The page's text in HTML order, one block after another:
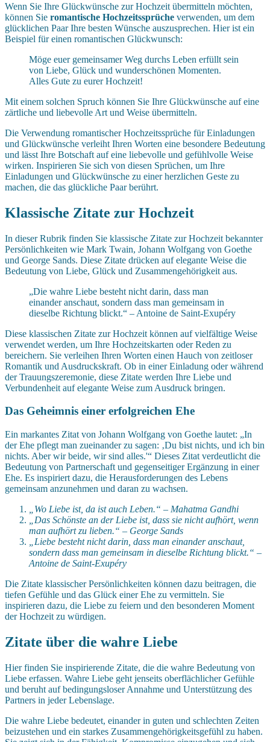
Wenn Sie Ihre Glückwünsche zur Hochzeit übermitteln möchten,
können Sie romantische Hochzeitssprüche verwenden, um dem
glücklichen Paar Ihre besten Wünsche auszusprechen. Hier ist ein
Beispiel für einen romantischen Glückwunsch:
Möge euer gemeinsamer Weg durchs Leben erfüllt sein
von Liebe, Glück und wunderschönen Momenten.
Alles Gute zu eurer Hochzeit!
Mit einem solchen Spruch können Sie Ihre Glückwünsche auf eine
zärtliche und liebevolle Art und Weise übermitteln.
Die Verwendung romantischer Hochzeitssprüche für Einladungen
und Glückwünsche verleiht Ihren Worten eine besondere Bedeutung
und lässt Ihre Botschaft auf eine liebevolle und gefühlvolle Weise
wirken. Inspirieren Sie sich von diesen Sprüchen, um Ihre
Einladungen und Glückwünsche zu einer herzlichen Geste zu
machen, die das glückliche Paar berührt.
Klassische Zitate zur Hochzeit
In dieser Rubrik finden Sie klassische Zitate zur Hochzeit bekannter
Persönlichkeiten wie Mark Twain, Johann Wolfgang von Goethe
und George Sands. Diese Zitate drücken auf elegante Weise die
Bedeutung von Liebe, Glück und Zusammengehörigkeit aus.
„Die wahre Liebe besteht nicht darin, dass man
einander anschaut, sondern dass man gemeinsam in
dieselbe Richtung blickt.“ – Antoine de Saint-Exupéry
Diese klassischen Zitate zur Hochzeit können auf vielfältige Weise
verwendet werden, um Ihre Hochzeitskarten oder Reden zu
bereichern. Sie verleihen Ihren Worten einen Hauch von zeitloser
Romantik und Ausdruckskraft. Ob in einer Einladung oder während
der Trauungszeremonie, diese Zitate werden Ihre Liebe und
Verbundenheit auf elegante Weise zum Ausdruck bringen.
Das Geheimnis einer erfolgreichen Ehe
Ein markantes Zitat von Johann Wolfgang von Goethe lautet: „In
der Ehe pflegt man zueinander zu sagen: ‚Du bist nichts, und ich bin
nichts. Aber wir beide, wir sind alles.'“ Dieses Zitat verdeutlicht die
Bedeutung von Partnerschaft und gegenseitiger Ergänzung in einer
Ehe. Es inspiriert dazu, die Herausforderungen des Lebens
gemeinsam anzunehmen und daran zu wachsen.
„Wo Liebe ist, da ist auch Leben.“ – Mahatma Gandhi
„Das Schönste an der Liebe ist, dass sie nicht aufhört, wenn
man aufhört zu lieben.“ – George Sands
„Liebe besteht nicht darin, dass man einander anschaut,
sondern dass man gemeinsam in dieselbe Richtung blickt.“ –
Antoine de Saint-Exupéry
Die Zitate klassischer Persönlichkeiten können dazu beitragen, die
tiefen Gefühle und das Glück einer Ehe zu vermitteln. Sie
inspirieren dazu, die Liebe zu feiern und den besonderen Moment
der Hochzeit zu würdigen.
Zitate über die wahre Liebe
Hier finden Sie inspirierende Zitate, die die wahre Bedeutung von
Liebe erfassen. Wahre Liebe geht jenseits oberflächlicher Gefühle
und beruht auf bedingungsloser Annahme und Unterstützung des
Partners in jeder Lebenslage.
Die wahre Liebe bedeutet, einander in guten und schlechten Zeiten
beizustehen und ein starkes Zusammengehörigkeitsgefühl zu haben.